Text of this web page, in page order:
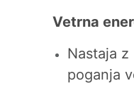
Vetrna
Nastaja
poganja